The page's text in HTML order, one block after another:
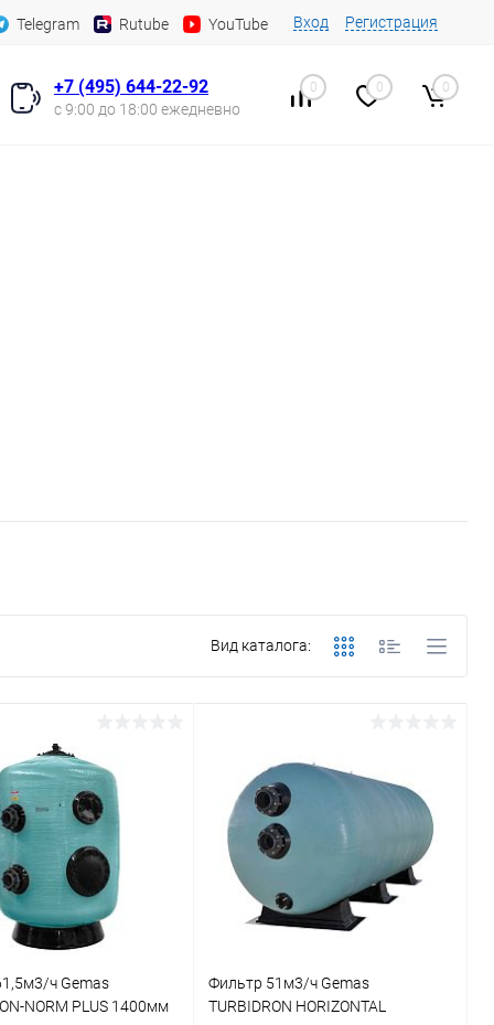
Telegram Rutube YouTube Вход Регистрация
+7 (495) 644-22-92
с 9:00 до 18:00 ежедневно
0 0 0
Вид каталога:
ч Gemas
NORM PLUS 1400мм
Фильтр 51м3/ч Gemas
TURBIDRON HORIZONTAL